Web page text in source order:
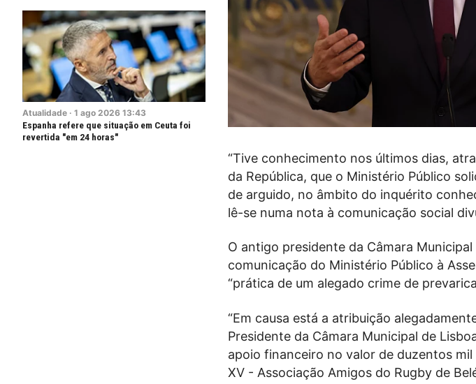
Atualidade · 1 ago 2026 13:43
Espanha refere que situação em Ceuta foi
revertida "em 24 horas"
“Tive conhecimento nos últimos dias,
da República, que o Ministério Público
de arguido, no âmbito do inquérito
lê-se numa nota à comunicação social
O antigo presidente da Câmara
comunicação do Ministério Público à
“prática de um alegado crime de
“Em causa está a atribuição
Presidente da Câmara Municipal de
apoio financeiro no valor de duzentos
XV - Associação Amigos do Rugby de